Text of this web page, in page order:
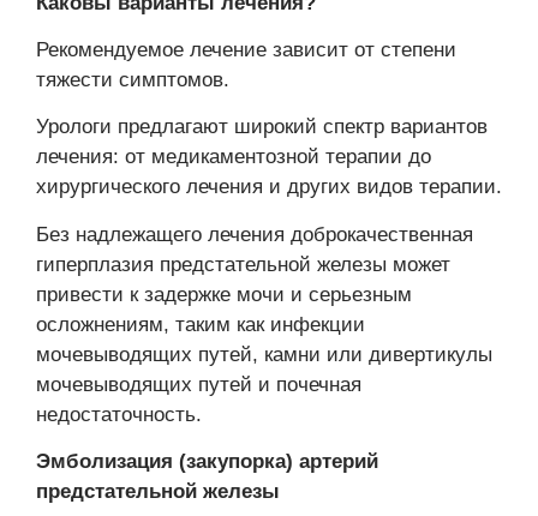
Рекомендуемое лечение зависит от степени
тяжести симптомов.
Урологи предлагают широкий спектр вариантов
лечения: от медикаментозной терапии до
хирургического лечения и других видов терапии.
Без надлежащего лечения доброкачественная
гиперплазия предстательной железы может
привести к задержке мочи и серьезным
осложнениям, таким как инфекции
мочевыводящих путей, камни или дивертикулы
мочевыводящих путей и почечная
недостаточность.
Эмболизация (закупорка) артерий
предстательной железы